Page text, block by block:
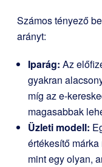
Számos tényező
arányt:
Iparág: Az
gyakran
míg az e-
magasabbak
Üzleti modell:
értékesítő
mint egy olyan,